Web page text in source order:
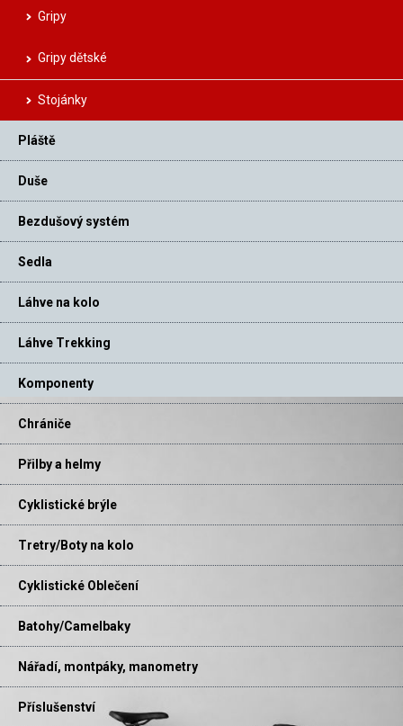
Gripy
Gripy dětské
Stojánky
Pláště
Duše
Bezdušový systém
Sedla
Láhve na kolo
Láhve Trekking
Komponenty
Chrániče
Přilby a helmy
Cyklistické brýle
Tretry/Boty na kolo
Cyklistické Oblečení
Batohy/Camelbaky
Nářadí, montpáky, manometry
Příslušenství